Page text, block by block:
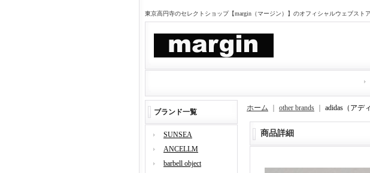
東京高円寺のセレクトショップ【margin（マージン）】のオフィシャルウェブストア
ブランド一覧
SUNSEA
ANCELLM
barbell object
ホーム other brands adidas（アデ
商品詳細